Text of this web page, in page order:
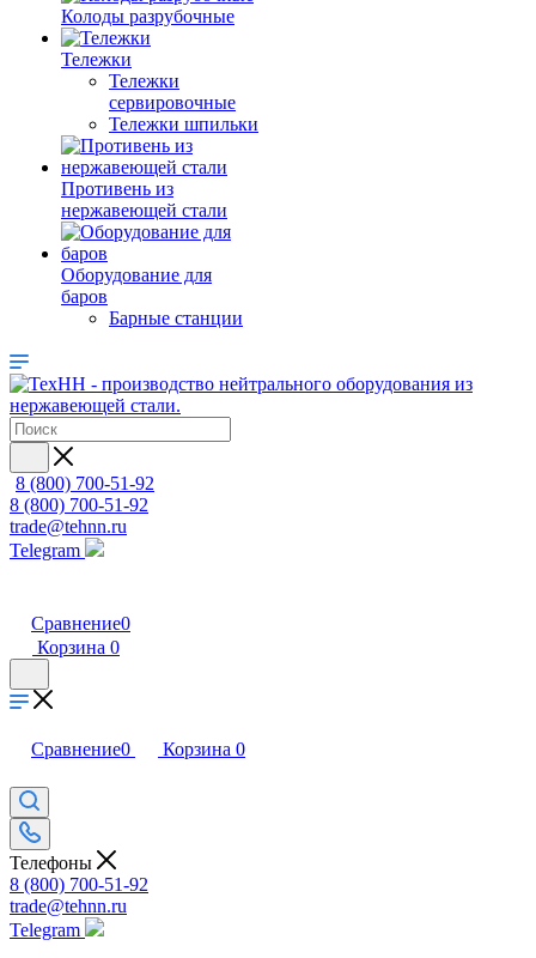
Колоды разрубочные
Тележки
Тележки
сервировочные
Тележки шпильки
Противень из
нержавеющей стали
Оборудование для
баров
Барные станции
8 (800) 700-51-92
8 (800) 700-51-92
trade@tehnn.ru
Telegram
Сравнение0
Корзина 0
Сравнение0 Корзина 0
Телефоны
8 (800) 700-51-92
trade@tehnn.ru
Telegram